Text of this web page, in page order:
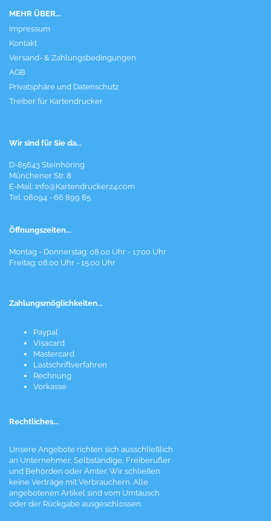
MEHR ÜBER...
Impressum
Kontakt
Versand- & Zahlungsbedingungen
AGB
Privatsphäre und Datenschutz
Treiber für Kartendrucker
Wir sind für Sie da...
D-85643 Steinhöring
Münchener Str. 8
E-Mail: Info@Kartendrucker24.com
Tel: 08094 - 66 899 85
Öffnungszeiten...
Montag - Donnerstag: 08.00 Uhr - 17.00 Uhr
Freitag: 08.00 Uhr - 15.00 Uhr
Zahlungsmöglichkeiten...
Paypal
Visacard
Mastercard
Lastschriftverfahren
Rechnung
Vorkasse
Rechtliches...
Unsere Angebote richten sich ausschließlich
an Unternehmer, Selbständige, Freiberufler
und Behörden oder Ämter. Wir schließen
keine Verträge mit Verbrauchern. Alle
angebotenen Artikel sind vom Umtausch
oder der Rückgabe ausgeschlossen.